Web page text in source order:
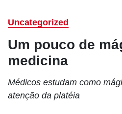
Uncategorized
Um pouco de
medicina
Médicos estudam como
atenção da platéia